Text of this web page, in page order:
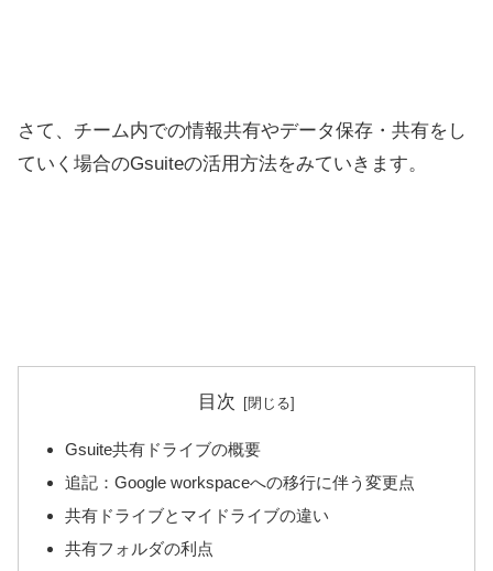
さて、チーム内での情報共有やデータ保存・共有をし
ていく場合のGsuiteの活用方法をみていきます。
目次
Gsuite共有ドライブの概要
追記：Google workspaceへの移行に伴う変更点
共有ドライブとマイドライブの違い
共有フォルダの利点